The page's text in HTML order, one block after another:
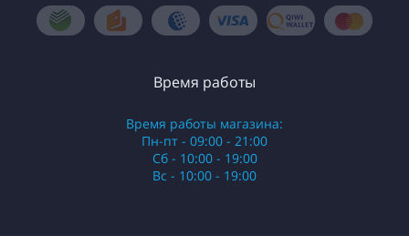
Время работы
Время работы магазина:
Пн-пт - 09:00 - 21:00
Сб - 10:00 - 19:00
Вс - 10:00 - 19:00